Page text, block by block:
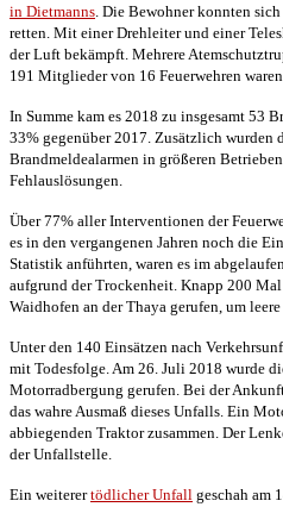
in Dietmanns . Die Bewohner konnten
retten. Mit einer Drehleiter und einer
der Luft bekämpft. Mehrere
191 Mitglieder von 16 Feuerwehren
In Summe kam es 2018 zu insgesamt 53
33% gegenüber 2017. Zusätzlich wurden
Brandmeldealarmen in größeren
Fehlauslösungen.
Über 77% aller Interventionen der
es in den vergangenen Jahren noch die
Statistik anführten, waren es im
aufgrund der Trockenheit. Knapp 200
Waidhofen an der Thaya gerufen, um
Unter den 140 Einsätzen nach
mit Todesfolge. Am 26. Juli 2018 wurde
Motorradbergung gerufen. Bei der
das wahre Ausmaß dieses Unfalls. Ein
abbiegenden Traktor zusammen. Der
der Unfallstelle.
Ein weiterertödlicher Unfall geschah am